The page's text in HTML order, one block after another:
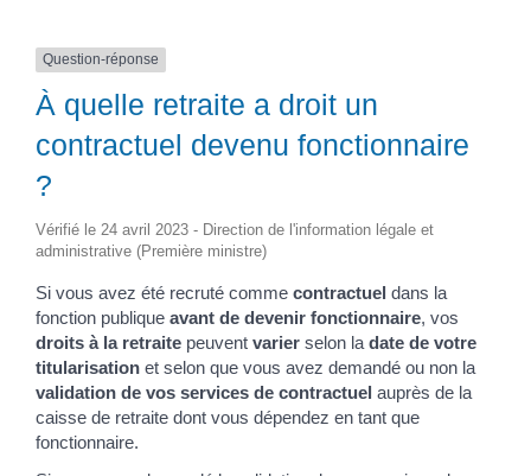
Question-réponse
À quelle retraite a droit un
contractuel devenu fonctionnaire
?
Vérifié le 24 avril 2023 - Direction de l'information légale et
administrative (Première ministre)
Si vous avez été recruté comme contractuel dans la
fonction publique avant de devenir fonctionnaire, vos
droits à la retraitepeuvent varierselon la date de votre
titularisationet selon que vous avez demandé ou non la
validation de vos services de contractuel auprès de la
caisse de retraite dont vous dépendez en tant que
fonctionnaire.